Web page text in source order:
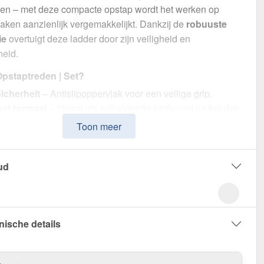
– met deze compacte opstap wordt het werken op
aanzienlijk vergemakkelijkt. Dankzij de robuuste
overtuigt deze ladder door zijn veiligheid en
| Set?
– Antislipoppervlak voor een veilige grip.
– Gemaakt van duurzaam Staal verzinkt
gebruik.
montage– Inclusief voor een snelle en veilige
Opstaptreden | Set – Zorg voor een veilige toegang tot
Toon meer
details